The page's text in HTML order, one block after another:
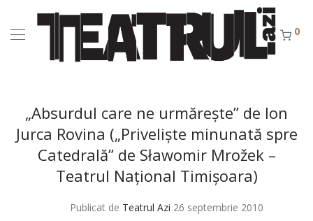
0
„Absurdul care ne urmăreşte” de Ion
Jurca Rovina („Privelişte minunată spre
Catedrală” de Sławomir Mrožek –
Teatrul Naţional Timişoara)
Publicat de Teatrul Azi 26 septembrie 2010